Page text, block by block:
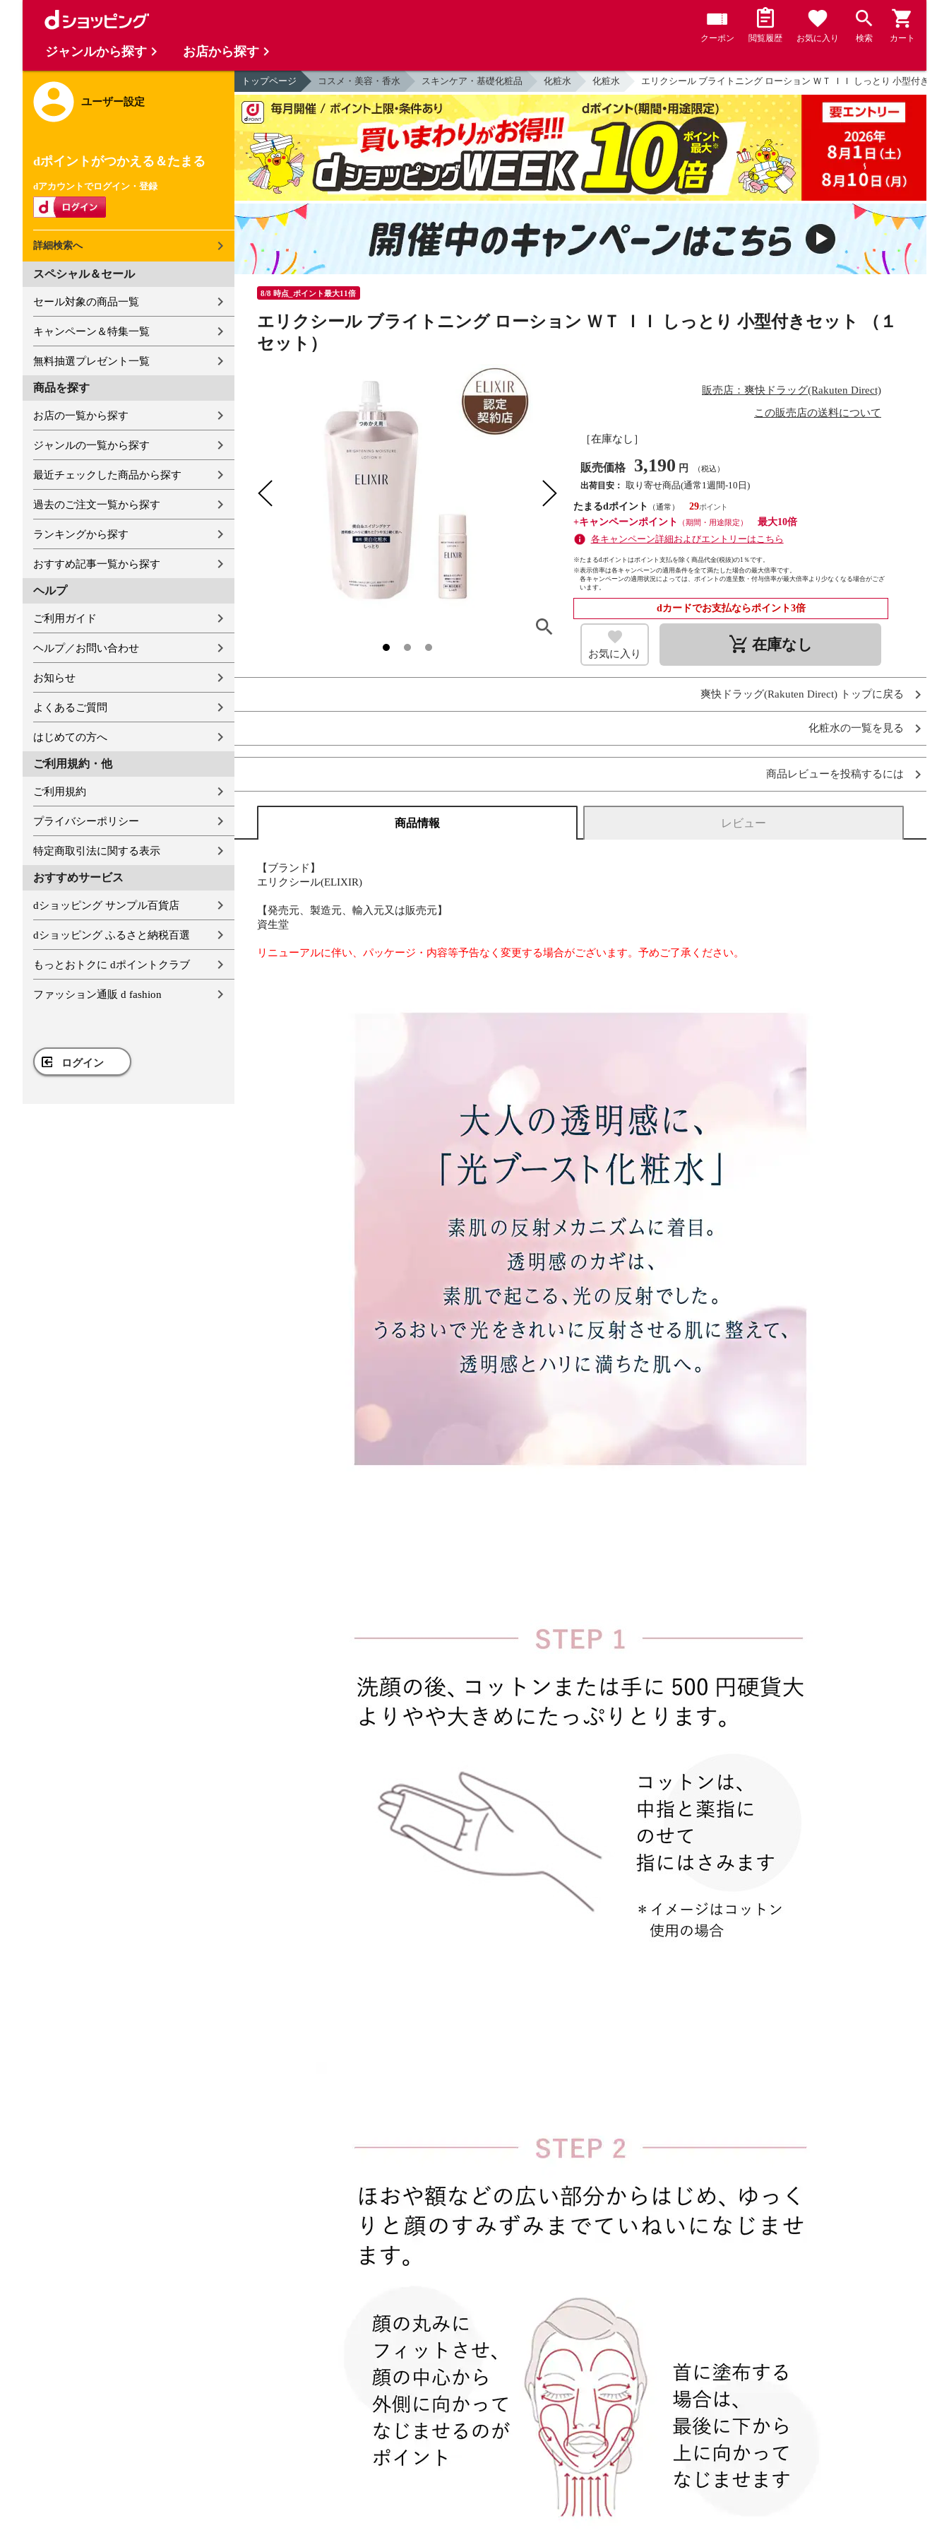
クーポン 閲覧履歴 お気に入り 検索 カート
ユーザー設定
dポイントがつかえる＆たまる
dアカウントでログイン・登録
詳細検索へ
スペシャル＆セール
セール対象の商品一覧
キャンペーン＆特集一覧
無料抽選プレゼント一覧
商品を探す
お店の一覧から探す
ジャンルの一覧から探す
最近チェックした商品から探す
過去のご注文一覧から探す
ランキングから探す
おすすめ記事一覧から探す
ヘルプ
ご利用ガイド
ヘルプ／お問い合わせ
お知らせ
よくあるご質問
はじめての方へ
ご利用規約・他
ご利用規約
プライバシーポリシー
特定商取引法に関する表示
おすすめサービス
dショッピング サンプル百貨店
dショッピング ふるさと納税百選
もっとおトクに dポイントクラブ
ファッション通販 d fashion
ログイン
トップページ コスメ・美容・香水 スキンケア・基礎化粧品 化粧水 化粧水 エリクシール ブライトニング ローション ＷＴ ＩＩ しっとり 小型付きセ
8/8 時点_ポイント最大11倍
エリクシール ブライトニング ローション ＷＴ ＩＩ しっとり 小型付きセット （１
セット）
販売店：爽快ドラッグ(Rakuten Direct)
この販売店の送料について
［在庫なし］
販売価格 3,190 円 （税込）
出荷目安： 取り寄せ商品(通常1週間-10日)
たまるdポイント
（通常）
29
+キャンペーンポイント
（期間・用途限定）
最大10倍
各キャンペーン詳細およびエントリーはこちら
※たまるdポイントはポイント支払を除く商品代金(税抜)の1％です。
※表示倍率は各キャンペーンの適用条件を全て満たした場合の最大倍率です。
各キャンペーンの適用状況によっては、ポイントの進呈数・付与倍率が最大倍率より少なくなる場合がござ
います。
dカードでお支払ならポイント3倍
お気に入り remove_shopping_cart 在庫なし
爽快ドラッグ(Rakuten Direct) トップに戻る
化粧水の一覧を見る
商品レビューを投稿するには
商品情報 レビュー
【ブランド】
エリクシール(ELIXIR)
【発売元、製造元、輸入元又は販売元】
資生堂
リニューアルに伴い、パッケージ・内容等予告なく変更する場合がございます。予めご了承ください。
ジャンルから探す お店から探す